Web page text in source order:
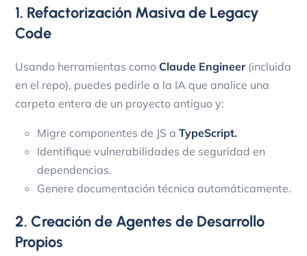
1. Refactorización Masiva de Legacy
Code
Usando herramientas como Claude Engineer(incluida
en el repo), puedes pedirle a la IA que analice una
carpeta entera de un proyecto antiguo y:
Migre componentes de JS a TypeScript.
Identifique vulnerabilidades de seguridad en
dependencias.
Genere documentación técnica automáticamente.
2. Creación de Agentes de Desarrollo
Propios